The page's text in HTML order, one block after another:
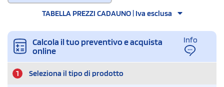
TABELLA PREZZI CADAUNO | Iva esclusa
Calcola il tuo preventivo e acquista
online
Info
1 Seleziona il tipo di prodotto